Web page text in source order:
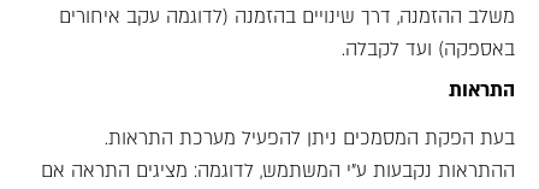
משלב ההזמנה, דרך שינויים בהזמנה (לדוגמה עקב איחורים
באספקה) ועד לקבלה.
התראות
בעת הפקת המסמכים ניתן להפעיל מערכת התראות.
ההתראות נקבעות ע"י המשתמש, לדוגמה: מציגים התראה אם